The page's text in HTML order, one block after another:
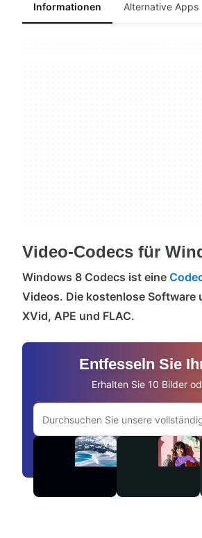
Informationen Alternative Apps
Video-Codecs für
Windows 8 Codecs ist eine
Videos. Die kostenlose Software
XVid, APE und FLAC.
Entfesseln Sie
Erhalten Sie 10 Bilder
Auf Adobe.com suchen
Videos